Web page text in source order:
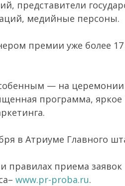
представители
медийные персоны.
премии уже более 17
— на церемонии
программа,
в Атриуме Главного
приема заявок
www.pr-proba.ru.